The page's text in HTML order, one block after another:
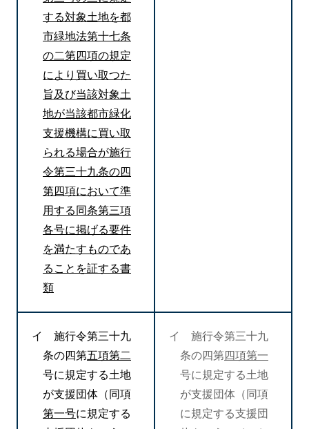
する対象土地を都
市緑地法第十七条
の二第四項の規定
により買い取つた
旨及び当該対象土
地が当該都市緑化
支援機構に買い取
られる場合が施行
令第三十九条の四
第四項において準
用する同条第三項
各号に掲げる要件
を満たすものであ
ることを証する書
類
イ 施行令第三十九
条の四第五項第二
号に規定する土地
が支援団体（同項
第一号に規定する
イ 施行令第三十九
条の四第 四項第一
号に規定する土地
が支援団体（同項
に規定する支援団